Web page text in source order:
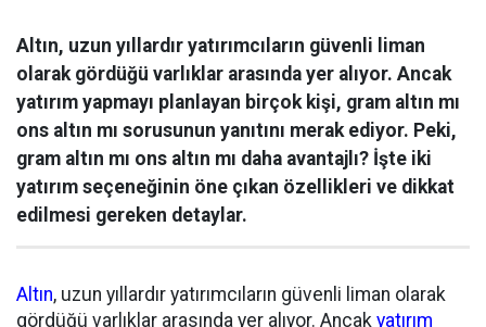
Altın, uzun yıllardır yatırımcıların güvenli liman
olarak gördüğü varlıklar arasında yer alıyor. Ancak
yatırım yapmayı planlayan birçok kişi, gram altın mı
ons altın mı sorusunun yanıtını merak ediyor. Peki,
gram altın mı ons altın mı daha avantajlı? İşte iki
yatırım seçeneğinin öne çıkan özellikleri ve dikkat
edilmesi gereken detaylar.
Altın, uzun yıllardır yatırımcıların güvenli liman olarak
gördüğü varlıklar arasında yer alıyor. Ancak yatırım